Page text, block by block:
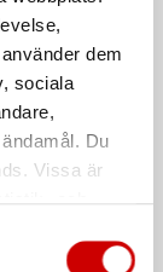
dem
sociala
Du
Vissa är
Genom
- PE